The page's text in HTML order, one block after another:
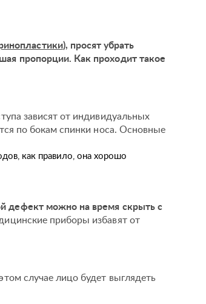
), просят убрать
пропорции. Как проходит такое
зависят от индивидуальных
по бокам спинки носа. Основные
как правило, она хорошо
дефект можно на время скрыть с
приборы избавят от
случае лицо будет выглядеть